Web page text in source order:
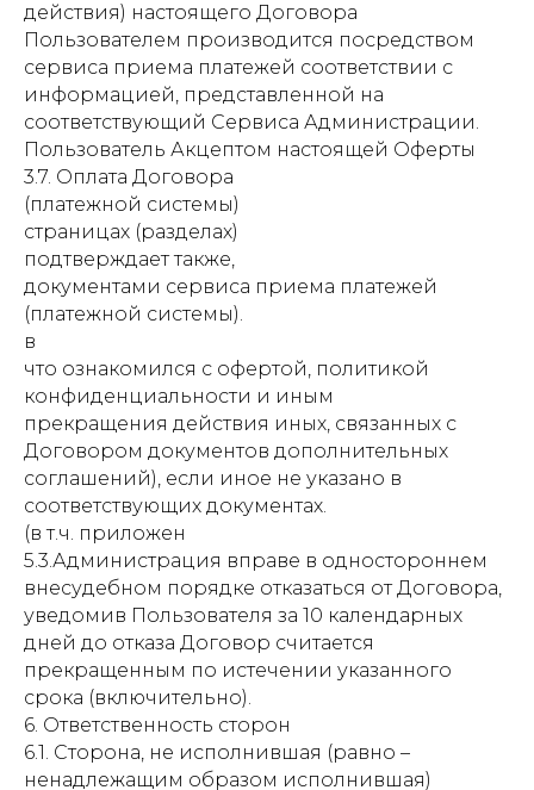
действия) настоящего Договора
Пользователем производится посредством
сервиса приема платежей соответствии с
информацией, представленной на
соответствующий Сервиса Администрации.
Пользователь Акцептом настоящей Оферты
3.7. Оплата Договора
(платежной системы)
страницах (разделах)
подтверждает также,
документами сервиса приема платежей
(платежной системы).
в
что ознакомился с офертой, политикой
конфиденциальности и иным
прекращения действия иных, связанных с
Договором документов дополнительных
соглашений), если иное не указано в
соответствующих документах.
(в т.ч. приложен
5.3.Администрация вправе в одностороннем
внесудебном порядке отказаться от Договора,
уведомив Пользователя за 10 календарных
дней до отказа Договор считается
прекращенным по истечении указанного
срока (включительно).
6. Ответственность сторон
6.1. Сторона, не исполнившая (равно –
ненадлежащим образом исполнившая)